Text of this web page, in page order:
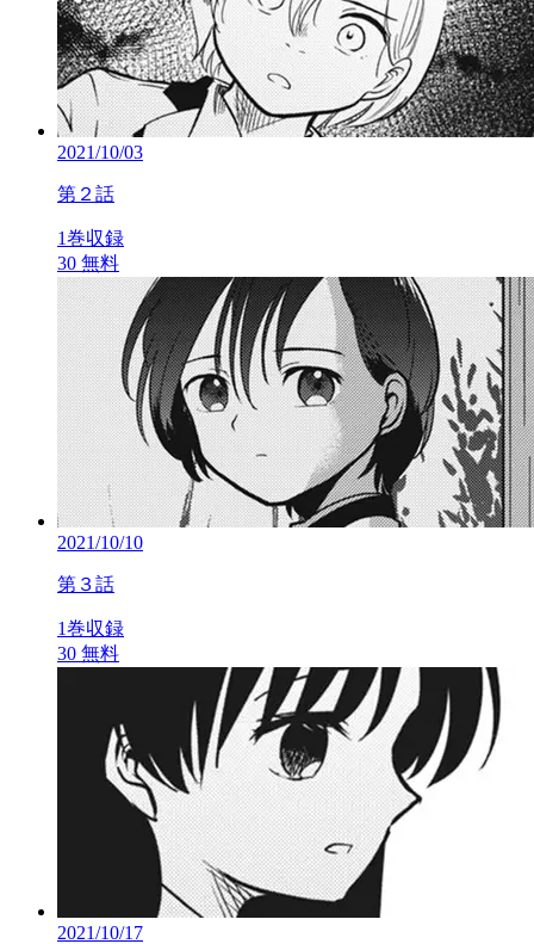
2021/10/03
第２話
1巻収録
30 無料
2021/10/10
第３話
1巻収録
30 無料
2021/10/17